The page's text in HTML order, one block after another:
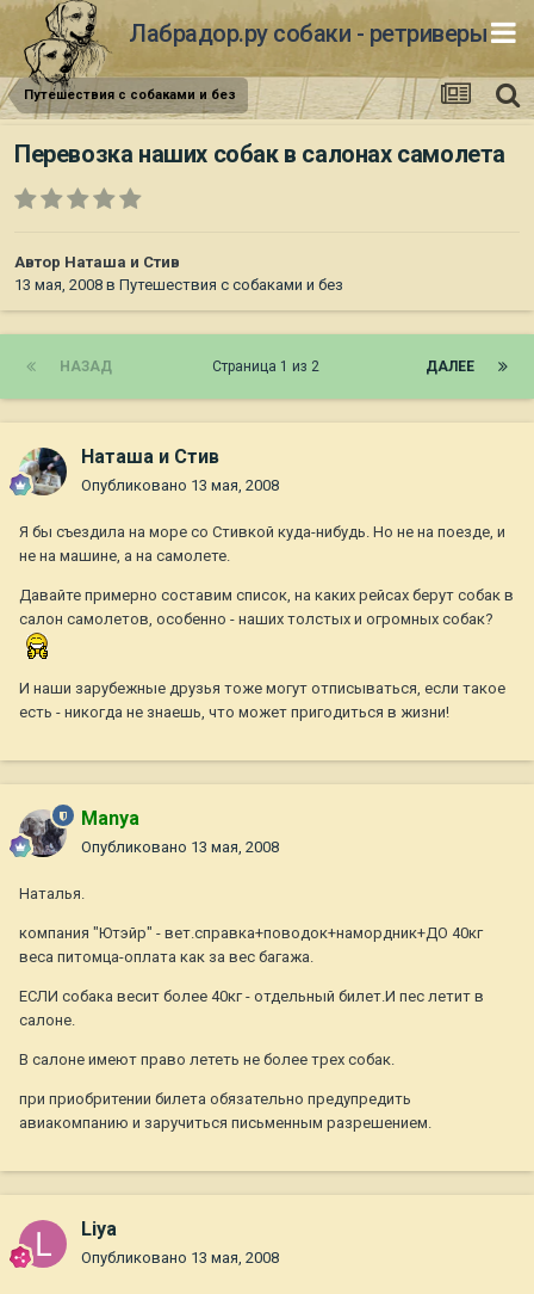
Лабрадор.ру собаки - ретриверы
Путешествия с собаками и без
Перевозка наших собак в салонах самолета
Автор Наташа и Стив
13 мая, 2008 в Путешествия с собаками и без
НАЗАД ДАЛЕЕ
Страница 1 из 2
Наташа и Стив
Опубликовано 13 мая, 2008
Я бы съездила на море со Стивкой куда-нибудь. Но не на поезде, и
не на машине, а на самолете.
Давайте примерно составим список, на каких рейсах берут собак в
салон самолетов, особенно - наших толстых и огромных собак?
И наши зарубежные друзья тоже могут отписываться, если такое
есть - никогда не знаешь, что может пригодиться в жизни!
Manya
Опубликовано 13 мая, 2008
Наталья.
компания "Ютэйр" - вет.справка+поводок+намордник+ДО 40кг
веса питомца-оплата как за вес багажа.
ЕСЛИ собака весит более 40кг - отдельный билет.И пес летит в
салоне.
В салоне имеют право лететь не более трех собак.
при приобритении билета обязательно предупредить
авиакомпанию и заручиться письменным разрешением.
Liya
Опубликовано 13 мая, 2008